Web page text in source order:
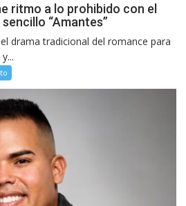
ritmo a lo prohibido con el
“Amantes”
drama tradicional del romance para